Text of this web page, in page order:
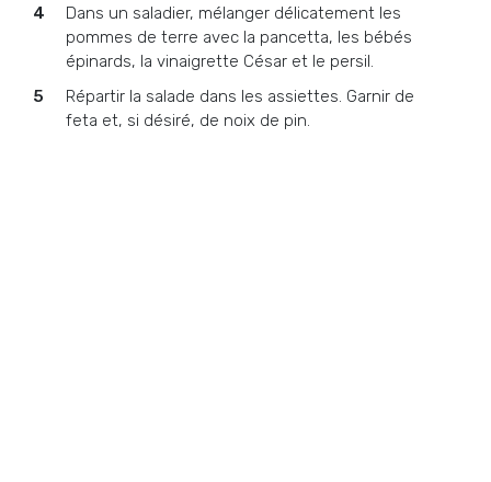
Dans un saladier, mélanger délicatement les
pommes de terre avec la pancetta, les bébés
épinards, la vinaigrette César et le persil.
Répartir la salade dans les assiettes. Garnir de
feta et, si désiré, de noix de pin.